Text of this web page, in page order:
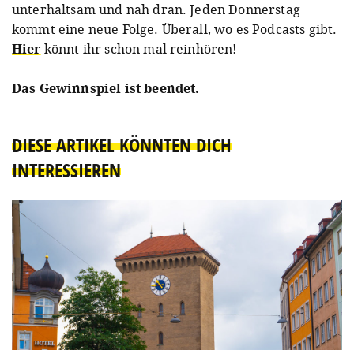
unterhaltsam und nah dran. Jeden Donnerstag
kommt eine neue Folge. Überall, wo es Podcasts gibt.
Hier könnt ihr schon mal reinhören!
Das Gewinnspiel ist beendet.
DIESE ARTIKEL KÖNNTEN DICH
INTERESSIEREN